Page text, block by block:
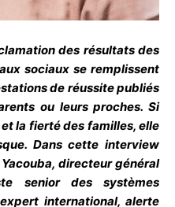
des résultats des
sociaux se remplissent
de réussite publiés
ou leurs proches. Si
la fierté des familles, elle
Dans cette interview
directeur général
senior des systèmes
international, alerte